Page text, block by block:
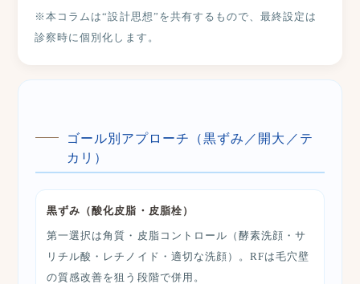
※本コラムは“設計思想”を共有するもので、最終設定は
診察時に個別化します。
ゴール別アプローチ（黒ずみ／開大／テ
カリ）
黒ずみ（酸化皮脂・皮脂栓）
第一選択は角質・皮脂コントロール（酵素洗顔・サ
リチル酸・レチノイド・適切な洗顔）。RFは毛穴壁
の質感改善を狙う段階で併用。